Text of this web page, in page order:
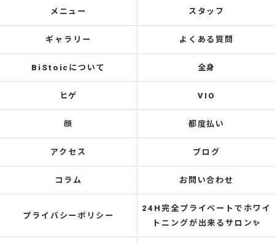
メニュー スタッフ
ギャラリー よくある質問
BiStoicについて 全身
ヒゲ VIO
顔 都度払い
アクセス ブログ
コラム お問い合わせ
プライバシーポリシー
24H完全プライベートでホワイ
トニングが出来るサロン✨